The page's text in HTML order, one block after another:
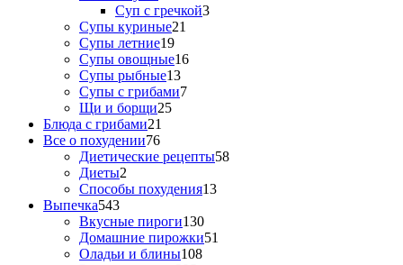
Суп с гречкой3
Супы куриные21
Супы летние19
Супы овощные16
Супы рыбные13
Супы с грибами7
Щи и борщи25
Блюда с грибами21
Все о похудении76
Диетические рецепты58
Диеты2
Способы похудения13
Выпечка543
Вкусные пироги130
Домашние пирожки51
Оладьи и блины108